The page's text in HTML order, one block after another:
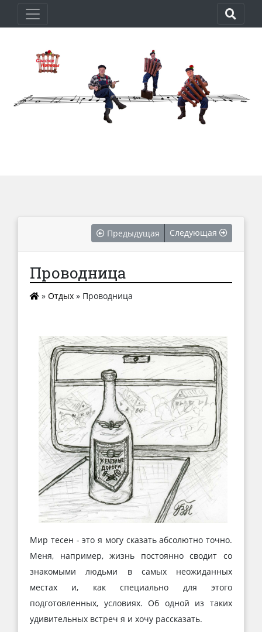
Предыдущая Следующая
Проводница
» Отдых » Проводница
Мир тесен - это я могу сказать абсолютно точно.
Меня, например, жизнь постоянно сводит со
знакомыми людьми в самых неожиданных
местах и, как специально для этого
подготовленных, условиях. Об одной из таких
удивительных встреч я и хочу рассказать.